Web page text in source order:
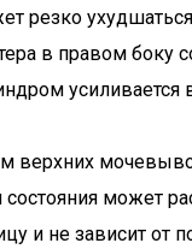
резко
в правом боку
верхних
может
и не зависит от